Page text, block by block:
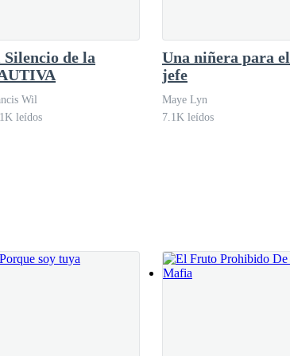
de una solicitud de beca.
Al demonio con su cara bonita.
Silencio de la
Wil
leídos
Una niñera para el
jefe
Maye Lyn
7.1K leídos